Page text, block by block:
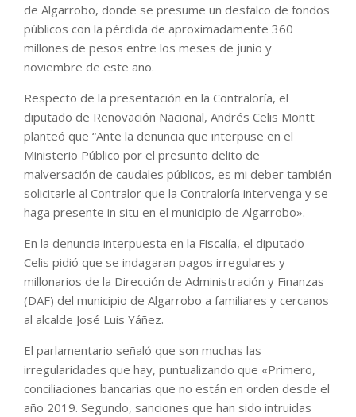
de Algarrobo, donde se presume un desfalco de fondos
públicos con la pérdida de aproximadamente 360
millones de pesos entre los meses de junio y
noviembre de este año.
Respecto de la presentación en la Contraloría, el
diputado de Renovación Nacional, Andrés Celis Montt
planteó que “Ante la denuncia que interpuse en el
Ministerio Público por el presunto delito de
malversación de caudales públicos, es mi deber también
solicitarle al Contralor que la Contraloría intervenga y se
haga presente in situ en el municipio de Algarrobo».
En la denuncia interpuesta en la Fiscalía, el diputado
Celis pidió que se indagaran pagos irregulares y
millonarios de la Dirección de Administración y Finanzas
(DAF) del municipio de Algarrobo a familiares y cercanos
al alcalde José Luis Yáñez.
El parlamentario señaló que son muchas las
irregularidades que hay, puntualizando que «Primero,
conciliaciones bancarias que no están en orden desde el
año 2019. Segundo, sanciones que han sido intruidas